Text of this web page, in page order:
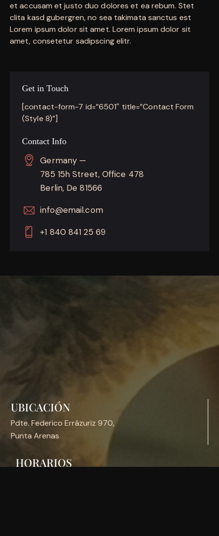
et accusam et justo duo dolores et ea rebum. Stet
clita kasd gubergren, no sea takimata sanctus est
Lorem ipsum dolor sit amet. Lorem ipsum dolor sit
amet, consetetur sadipscing elitr.
Get in Touch
[contact-form-7 id=”6501″ title=”Contact Form
(Style 8)”]
Contact Info
Germany —
785 15h Street, Office 478
Berlin, De 81566
info@email.com
+1 840 841 25 69
UBICACIÓN
Pdte. Federico Errázuriz 970,
Punta Arenas
HORARIOS